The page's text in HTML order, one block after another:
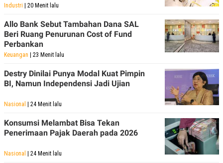
Industri | 20 Menit lalu
Allo Bank Sebut Tambahan Dana SAL
Beri Ruang Penurunan Cost of Fund
Perbankan
Keuangan | 23 Menit lalu
Destry Dinilai Punya Modal Kuat Pimpin
BI, Namun Independensi Jadi Ujian
Nasional | 24 Menit lalu
Konsumsi Melambat Bisa Tekan
Penerimaan Pajak Daerah pada 2026
Nasional | 24 Menit lalu